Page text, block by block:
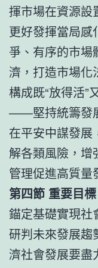
揮市場在資源設
更好發揮當局感
爭、有序的市場
濟，打造市場化
構成既“放得活”
——堅持統籌發
在平安中謀發展
解各類風險，增
管理促進高質量
第四節 重要目標
錨定基礎實現社
研判未來發展趨
濟社會發展要盡